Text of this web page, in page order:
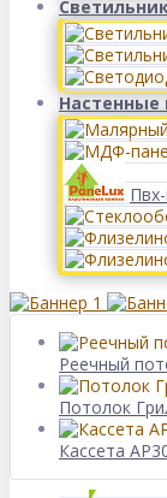
Настенные
Реечный
Потолок
Кассета